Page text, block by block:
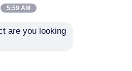
5:59 AM
are you looking